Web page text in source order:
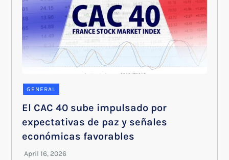
GENERAL
El CAC 40 sube impulsado por
expectativas de paz y señales
económicas favorables